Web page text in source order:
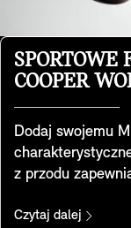
SPORTOWE
COOPER
Dodaj swojemu
z przodu
geometrię foteli
Czytaj dalej